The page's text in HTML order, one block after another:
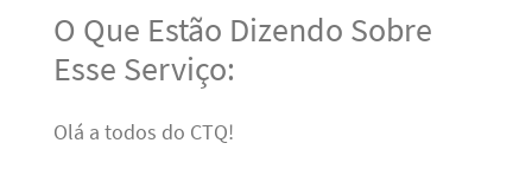
O Que Estão Dizendo Sobre
Esse Serviço:
Olá a todos do CTQ!